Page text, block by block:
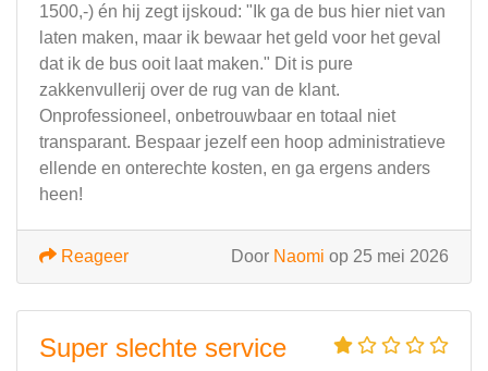
1500,-) én hij zegt ijskoud: "Ik ga de bus hier niet van
laten maken, maar ik bewaar het geld voor het geval
dat ik de bus ooit laat maken." Dit is pure
zakkenvullerij over de rug van de klant.
​Onprofessioneel, onbetrouwbaar en totaal niet
transparant. Bespaar jezelf een hoop administratieve
ellende en onterechte kosten, en ga ergens anders
heen!
Door Naomi op 25 mei 2026
Reageer
Super slechte service